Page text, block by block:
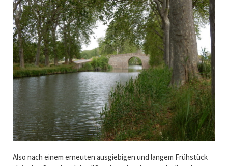
Also nach einem erneuten ausgiebigen und langem Frühstück